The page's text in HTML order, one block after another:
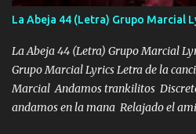
FALTA UN HERMANO DE CLAVE
HOMBRE VALIENTE POR ALGO
VIO POR LA FAMILIA PARA QUE
los HERMANOS un cerebro
La Abeja 44 (Letra) Grupo Marcial
La Abeja 44 (Letra) Grupo Marcial
Grupo Marcial Lyrics Letra de la
Marcial Andamos trankilitos
andamos en la mana Relajado el